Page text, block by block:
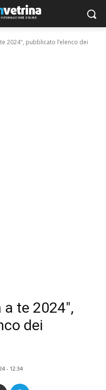
2024", pubblicato l’elenco dei
te 2024″,
dei
- 12:34